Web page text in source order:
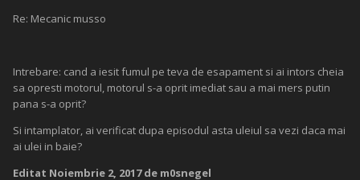
Re: Mecanic musso
Intrebare: cand a iesit fumul pe teva de esapament si ai intors cheia
sa opresti motorul, motorul s-a oprit imediat sau a mai mers putin
pana s-a oprit?
Si intamplator, ai verificat dupa episodul asta uleiul sa vezi daca mai
ai ulei in baie?
Editat Noiembrie 2, 2017de m0snegel